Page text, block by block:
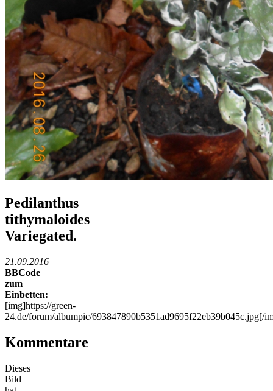
Pedilanthus
tithymaloides
Variegated.
21.09.2016
BBCode
zum
Einbetten:
[img]https://green-
24.de/forum/albumpic/693847890b5351ad9695f22eb39b045c.jpg[/
Kommentare
Dieses
Bild